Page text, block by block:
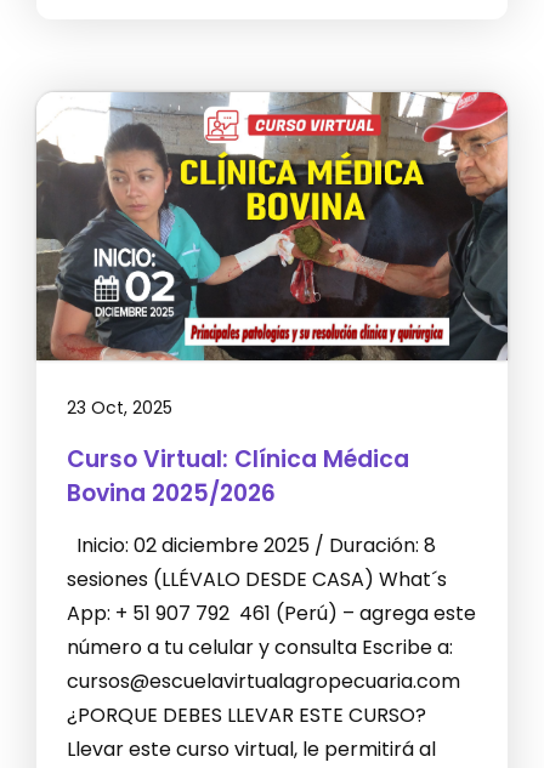
23 Oct, 2025
Curso Virtual: Clínica Médica
Bovina 2025/2026
Inicio: 02 diciembre 2025 / Duración: 8
sesiones (LLÉVALO DESDE CASA) What´s
App: + 51 907 792 461 (Perú) – agrega este
número a tu celular y consulta Escribe a:
cursos@escuelavirtualagropecuaria.com
¿PORQUE DEBES LLEVAR ESTE CURSO?
Llevar este curso virtual, le permitirá al